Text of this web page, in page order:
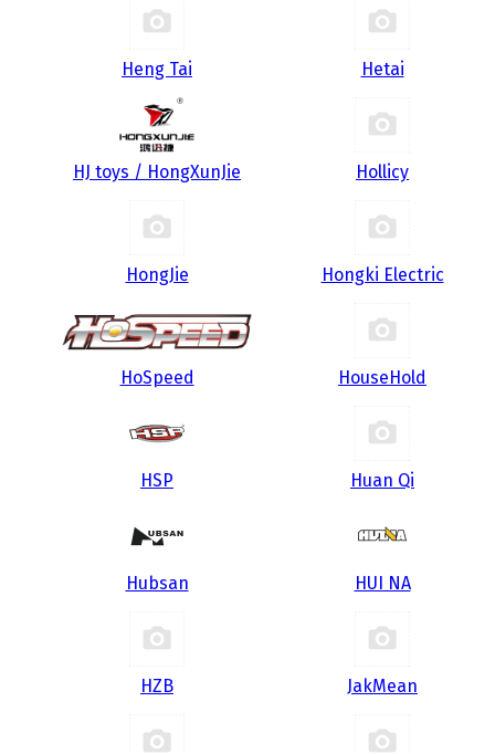
Heng Tai Hetai
HJ toys / HongXunJie Hollicy
HongJie Hongki Electric
HoSpeed HouseHold
HSP Huan Qi
Hubsan HUI NA
HZB JakMean